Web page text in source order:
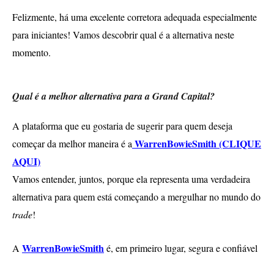
Felizmente, há uma excelente corretora adequada especialmente
para iniciantes! Vamos descobrir qual é a alternativa neste
momento.
Qual é a melhor alternativa para a Grand Capital?
A plataforma que eu gostaria de sugerir para quem deseja
começar da melhor maneira é a WarrenBowieSmith (CLIQUE
AQUI)
Vamos entender, juntos, porque ela representa uma verdadeira
alternativa para quem está começando a mergulhar no mundo do
trade!
AWarrenBowieSmithé, em primeiro lugar, segura e confiável